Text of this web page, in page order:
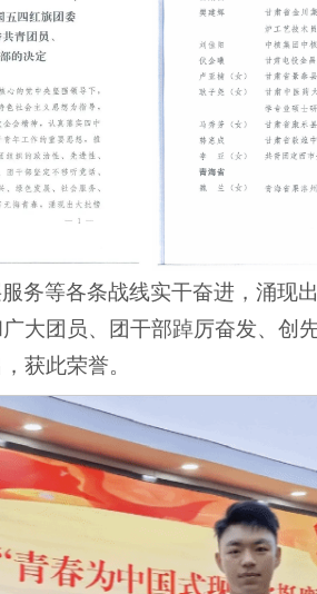
务等各条战线实干奋进，涌现
大团员、团干部踔厉奋发、创
获此荣誉。